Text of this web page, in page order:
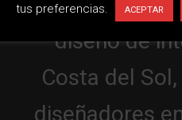
tus preferencias.
ACEPTAR